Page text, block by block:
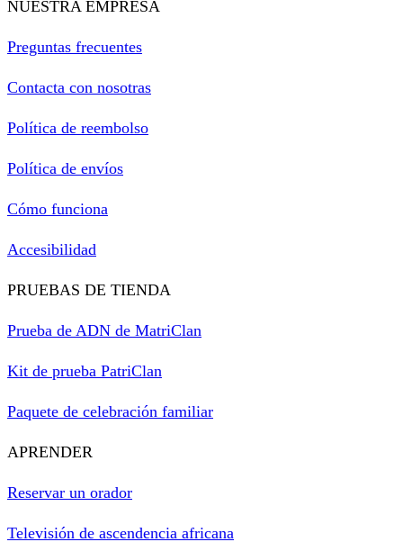
NUESTRA EMPRESA
Preguntas frecuentes
Contacta con nosotras
Política de reembolso
Política de envíos
Cómo funciona
Accesibilidad
PRUEBAS DE TIENDA
Prueba de ADN de MatriClan
Kit de prueba PatriClan
Paquete de celebración familiar
APRENDER
Reservar un orador
Televisión de ascendencia africana